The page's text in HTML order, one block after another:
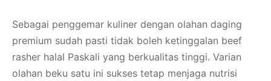
Sebagai penggemar kuliner dengan olahan daging
premium sudah pasti tidak boleh ketinggalan beef
rasher halal Paskali yang berkualitas tinggi. Varian
olahan beku satu ini sukses tetap menjaga nutrisi